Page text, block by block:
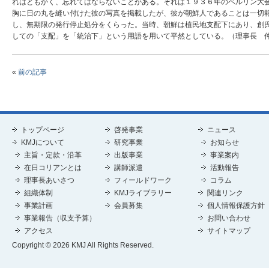
れはともかく、忘れてはならないことがある。それは１９３６年のベルリン
胸に日の丸を縫い付けた彼の写真を掲載したが、彼が朝鮮人であることは一
し、無期限の発行停止処分をくらった。当時、朝鮮は植民地支配下にあり、
しての「支配」を「統治下」という用語を用いて平然としている。（理事長
« 前の記事
トップページ
KMJについて
主旨・定款・沿革
在日コリアンとは
理事長あいさつ
組織体制
事業計画
事業報告（収支予算）
アクセス
啓発事業
研究事業
出版事業
講師派遣
フィールドワーク
KMJライブラリー
会員募集
ニュース
お知らせ
事業案内
活動報告
コラム
関連リンク
個人情報保護方針
お問い合わせ
サイトマップ
Copyright © 2026 KMJ All Rights Reserved.